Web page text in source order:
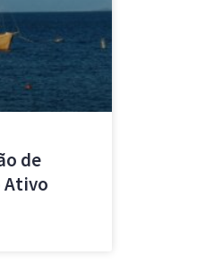
de
Ativo